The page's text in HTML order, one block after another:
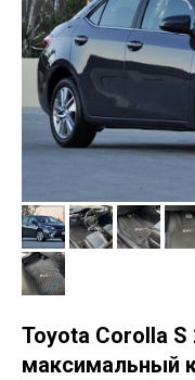
Toyota Corolla S
максимальный